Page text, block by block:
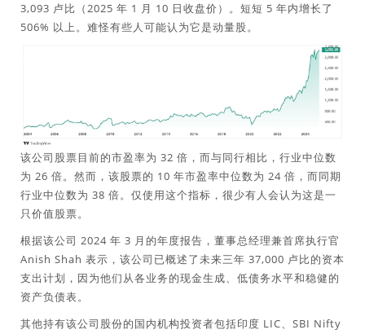
3,093 卢比（2025 年 1 月 10 日收盘价）。短短 5 年内增长了
506% 以上。难怪有些人可能认为它是动量股。
该公司股票目前的市盈率为 32 倍，而与同行相比，行业中位数
为 26 倍。然而，该股票的 10 年市盈率中位数为 24 倍，而同期
行业中位数为 38 倍。仅使用这个指标，很少有人会认为这是一
只价值股票。
根据该公司 2024 年 3 月的年度报告，董事总经理兼首席执行官
Anish Shah 表示，该公司已概述了未来三年 37,000 卢比的资本
支出计划，因为他们从各业务的现金生成、低债务水平和稳健的
资产负债表。
其他持有该公司股份的国内机构投资者包括印度 LIC、SBI Nifty